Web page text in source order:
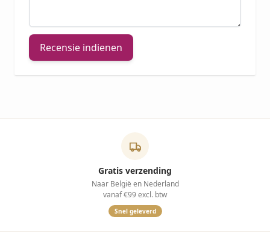
Recensie indienen
Gratis verzending
Naar België en Nederland
vanaf €99 excl. btw
Snel geleverd